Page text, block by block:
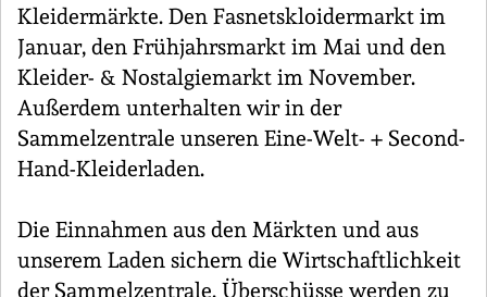
Kleidermärkte. Den Fasnetskloidermarkt im
Januar, den Frühjahrsmarkt im Mai und den
Kleider- & Nostalgiemarkt im November.
Außerdem unterhalten wir in der
Sammelzentrale unseren Eine-Welt- + Second-
Hand-Kleiderladen.
Die Einnahmen aus den Märkten und aus
unserem Laden sichern die Wirtschaftlichkeit
der Sammelzentrale. Überschüsse werden zu